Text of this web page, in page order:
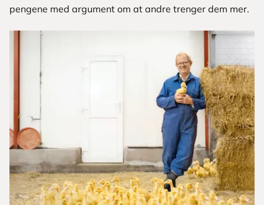
pengene med argument om at andre trenger dem mer.